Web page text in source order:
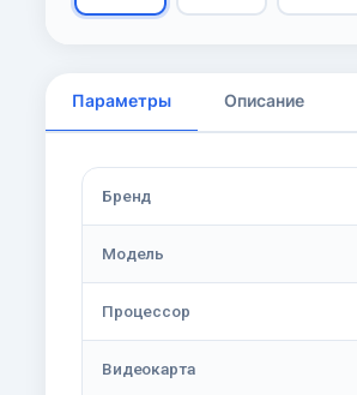
Параметры Описание
Бренд
Модель
Процессор
Видеокарта